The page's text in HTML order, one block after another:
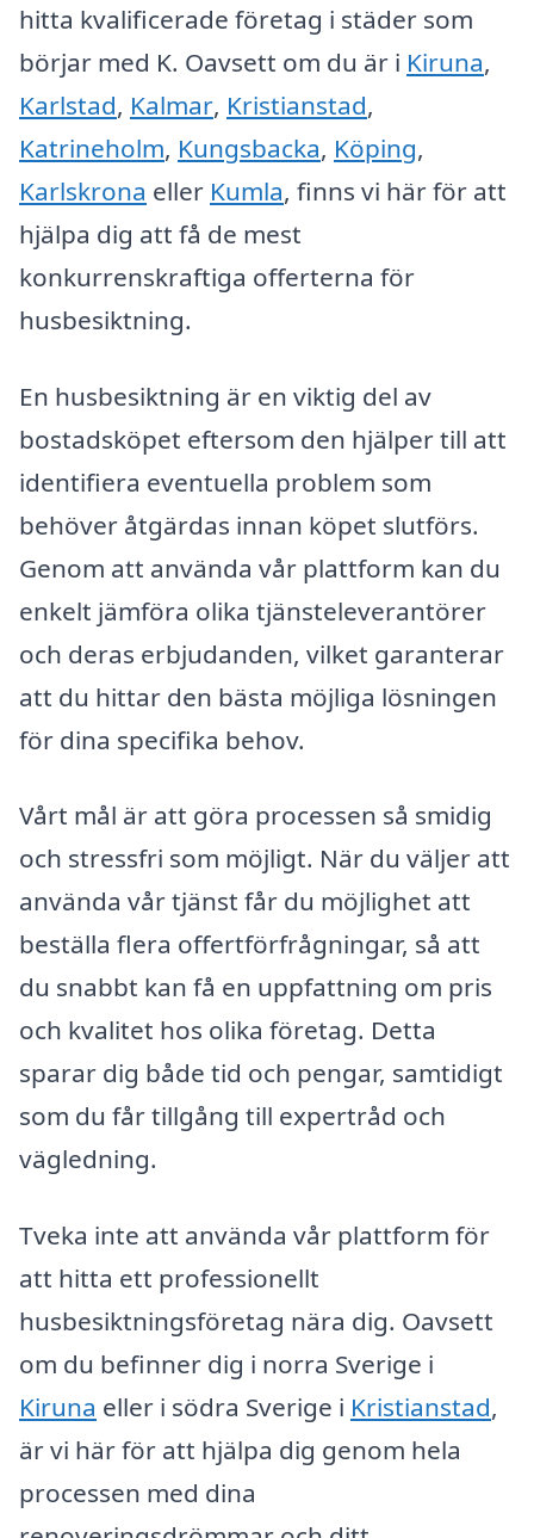
hitta kvalificerade företag i städer som
börjar med K. Oavsett om du är i Kiruna,
Karlstad, Kalmar, Kristianstad,
Katrineholm, Kungsbacka, Köping,
Karlskrona eller Kumla, finns vi här för att
hjälpa dig att få de mest
konkurrenskraftiga offerterna för
husbesiktning.
En husbesiktning är en viktig del av
bostadsköpet eftersom den hjälper till att
identifiera eventuella problem som
behöver åtgärdas innan köpet slutförs.
Genom att använda vår plattform kan du
enkelt jämföra olika tjänsteleverantörer
och deras erbjudanden, vilket garanterar
att du hittar den bästa möjliga lösningen
för dina specifika behov.
Vårt mål är att göra processen så smidig
och stressfri som möjligt. När du väljer att
använda vår tjänst får du möjlighet att
beställa flera offertförfrågningar, så att
du snabbt kan få en uppfattning om pris
och kvalitet hos olika företag. Detta
sparar dig både tid och pengar, samtidigt
som du får tillgång till expertråd och
vägledning.
Tveka inte att använda vår plattform för
att hitta ett professionellt
husbesiktningsföretag nära dig. Oavsett
om du befinner dig i norra Sverige i
Kiruna eller i södra Sverige i Kristianstad,
är vi här för att hjälpa dig genom hela
processen med dina